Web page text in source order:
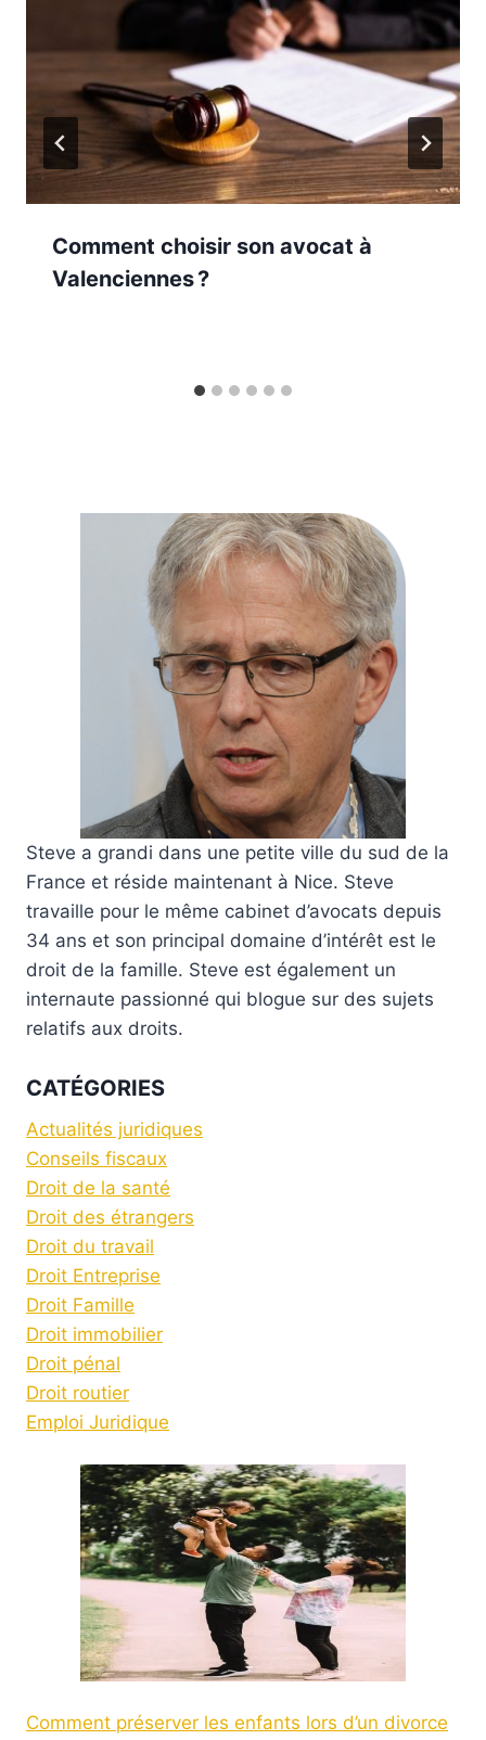
Comment choisir son avocat à
Valenciennes ?
Steve a grandi dans une petite ville du sud de la
France et réside maintenant à Nice. Steve
travaille pour le même cabinet d’avocats depuis
34 ans et son principal domaine d’intérêt est le
droit de la famille. Steve est également un
internaute passionné qui blogue sur des sujets
relatifs aux droits.
CATÉGORIES
Actualités juridiques
Conseils fiscaux
Droit de la santé
Droit des étrangers
Droit du travail
Droit Entreprise
Droit Famille
Droit immobilier
Droit pénal
Droit routier
Emploi Juridique
Comment préserver les enfants lors d’un divorce